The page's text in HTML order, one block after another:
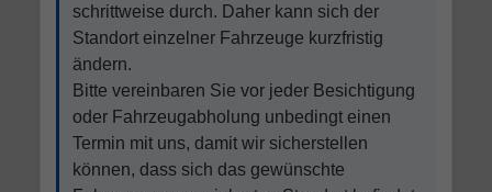
schrittweise durch. Daher kann sich der
Standort einzelner Fahrzeuge kurzfristig
ändern.
Bitte vereinbaren Sie vor jeder Besichtigung
oder Fahrzeugabholung unbedingt einen
Termin mit uns, damit wir sicherstellen
können, dass sich das gewünschte